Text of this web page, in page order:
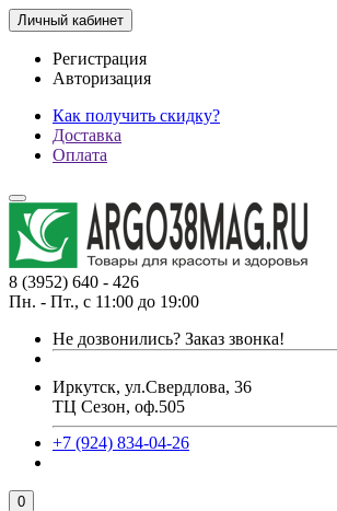
Личный кабинет
Регистрация
Авторизация
Как получить скидку?
Доставка
Оплата
8 (3952) 640 - 426
Пн. - Пт., с 11:00 до 19:00
Не дозвонились? Заказ звонка!
Иркутск, ул.Свердлова, 36
ТЦ Сезон, оф.505
+7 (924) 834-04-26
0